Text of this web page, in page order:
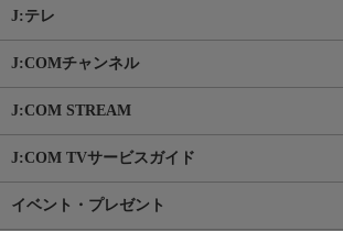
J:テレ
J:COMチャンネル
J:COM STREAM
J:COM TVサービスガイド
イベント・プレゼント